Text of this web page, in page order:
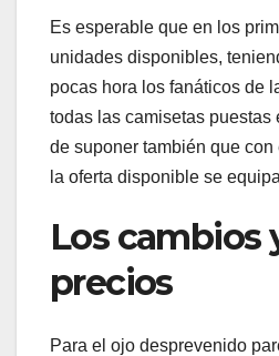
Es esperable que en los
unidades disponibles,
pocas hora los fanáticos de
todas las camisetas puestas
de suponer también que
la oferta disponible se
Los cambios
precios
Para el ojo desprevenido